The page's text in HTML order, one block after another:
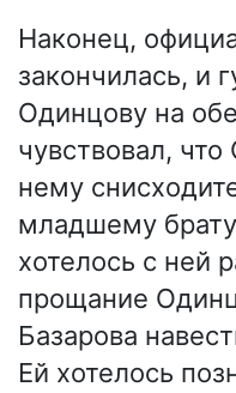
Наконец,
закончилась, и
Одинцову на
чувствовал,
нему
младшему
хотелось с ней
прощание
Базарова
Ей хотелось